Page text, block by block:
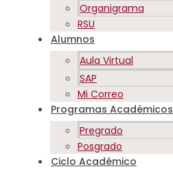
Organigrama
RSU
Alumnos
Aula Virtual
SAP
Mi Correo
Programas Académicos
Pregrado
Posgrado
Ciclo Académico